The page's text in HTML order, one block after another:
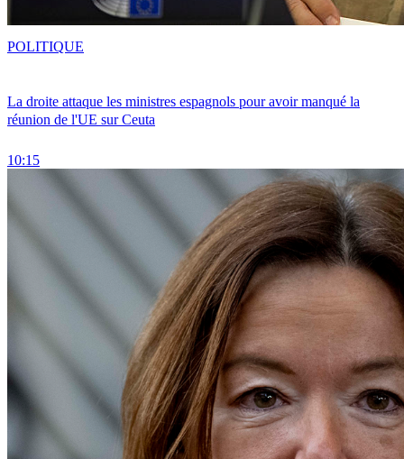
La droite attaque les ministres espagnols pour avoir manqué la
réunion de l'UE sur Ceuta
10:15
POLITIQUE